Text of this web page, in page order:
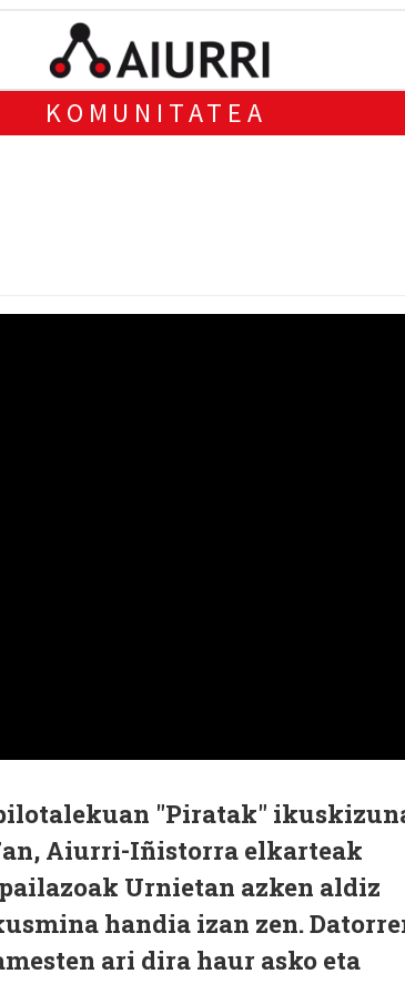
KOMUNITATEA
"Piratak"
Aiurri-Iñistorra elkarteak
Urnietan azken aldiz
handia izan zen.
ari dira haur asko eta